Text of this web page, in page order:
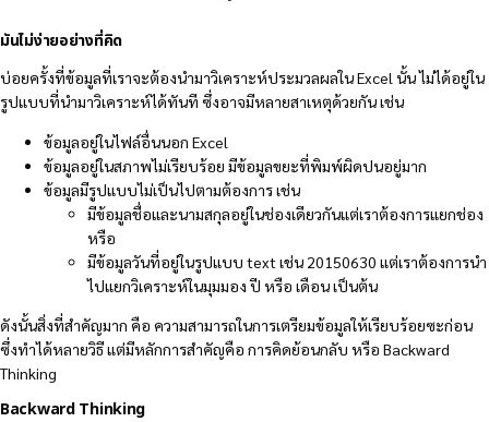
มันไม่ง่ายอย่างที่คิด
บ่อยครั้งที่ข้อมูลที่เราจะต้องนำมาวิเคราะห์ประมวลผลใน Excel นั้น ไม่ได้อยู่ใน
รูปแบบที่นำมาวิเคราะห์ได้ทันที ซึ่งอาจมีหลายสาเหตุด้วยกัน เช่น
ข้อมูลอยู่ในไฟล์อื่นนอก Excel
ข้อมูลอยู่ในสภาพไม่เรียบร้อย มีข้อมูลขยะที่พิมพ์ผิดปนอยู่มาก
ข้อมูลมีรูปแบบไม่เป็นไปตามต้องการ เช่น
มีข้อมูลชื่อและนามสกุลอยู่ในช่องเดียวกันแต่เราต้องการแยกช่อง
หรือ
มีข้อมูลวันที่อยู่ในรูปแบบ text เช่น 20150630 แต่เราต้องการนำ
ไปแยกวิเคราะห์ในมุมมอง ปี หรือ เดือน เป็นต้น
ดังนั้นสิ่งที่สำคัญมาก คือ ความสามารถในการเตรียมข้อมูลให้เรียบร้อยซะก่อน
ซึ่งทำได้หลายวิธี แต่มีหลักการสำคัญคือ การคิดย้อนกลับ หรือ Backward
Thinking
Backward Thinking